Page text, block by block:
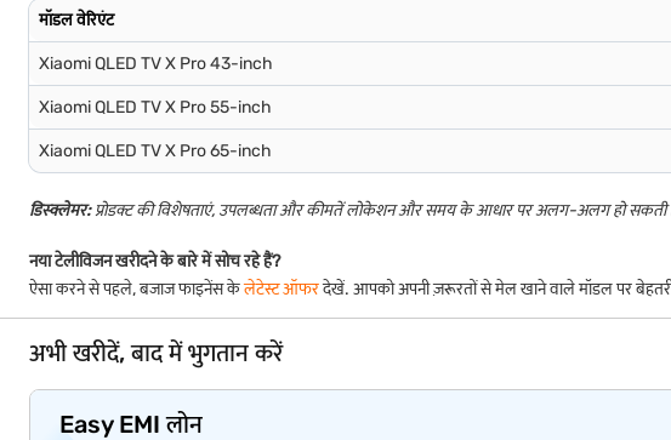
मॉडल वेरिएंट
Xiaomi QLED TV X Pro 43-inch
Xiaomi QLED TV X Pro 55-inch
Xiaomi QLED TV X Pro 65-inch
डिस्क्लेमर:प्रोडक्ट की विशेषताएं, उपलब्धता और कीमतें लोकेशन और समय के आधार पर अलग-अलग हो
नया टेलीविजन खरीदने के बारे में सोच रहे हैं?
ऐसा करने से पहले, बजाज फाइनेंस केलेटेस्ट ऑफरदेखें. आपको अपनी ज़रूरतों से मेल खाने वाले मॉडल पर
अभी खरीदें, बाद में भुगतान करें
Easy EMI लोन